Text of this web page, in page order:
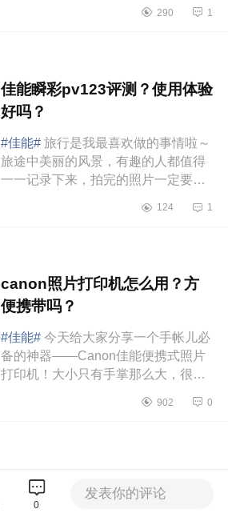
简直太适合我了，家里有个上小学
290 1
佳能瞬彩pv123评测？使用体验
好吗？
#佳能# 旅行是我最喜欢做的事情啦～
旅途中美丽的风景，有趣的人都值得
一一记录下来，拍完的照片一定要快
给大家疯狂安利我爱到心坎里的...
124 1
canon照片打印机怎么用？方
便携带吗？
#佳能# 今天给大家分享一个手帐儿必
备的神器——Canon佳能便携式照片
打印机！大小只有手掌那么大，很方
直连的无墨打印机，手机上下个官...
902 0
佳能cp1300和小米打印机哪个
好？谁能介绍一下？
0
发表你的评论